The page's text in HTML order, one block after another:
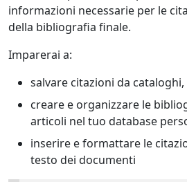
informazioni necessarie per le
della bibliografia finale.
Imparerai a:
salvare citazioni da
creare e organizzare le
articoli nel tuo database
inserire e formattare le
testo dei documenti